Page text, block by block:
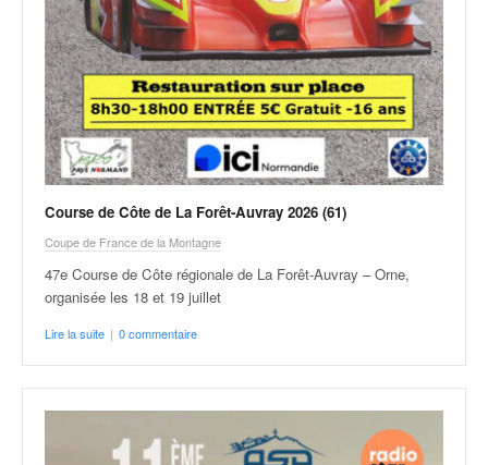
Course de Côte de La Forêt-Auvray 2026 (61)
Coupe de France de la Montagne
47e Course de Côte régionale de La Forêt-Auvray – Orne,
organisée les 18 et 19 juillet
Lire la suite | 0 commentaire